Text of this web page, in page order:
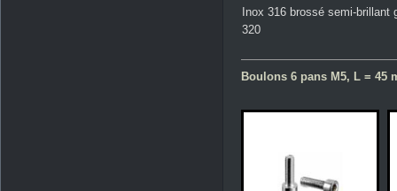
Inox 316 brossé semi-brillant
320
Boulons 6 pans M5, L = 45